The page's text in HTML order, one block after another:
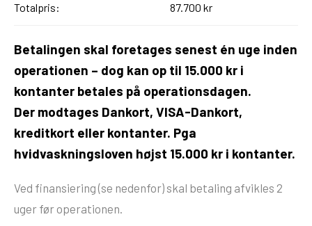
Totalpris: 87.700 kr
Betalingen skal foretages senest én uge inden
operationen – dog kan op til 15.000 kr i
kontanter betales på operationsdagen.
Der modtages Dankort, VISA-Dankort,
kreditkort eller kontanter. Pga
hvidvaskningsloven højst 15.000 kr i kontanter.
Ved finansiering (se nedenfor) skal betaling afvikles 2
uger før operationen.